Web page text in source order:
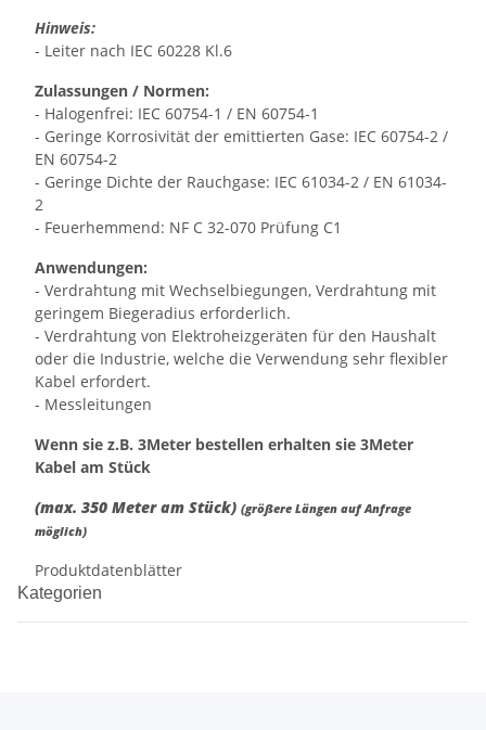
Hinweis:
- Leiter nach IEC 60228 Kl.6
Zulassungen / Normen:
- Halogenfrei: IEC 60754-1 / EN 60754-1
- Geringe Korrosivität der emittierten Gase: IEC 60754-2 /
EN 60754-2
- Geringe Dichte der Rauchgase: IEC 61034-2 / EN 61034-
2
- Feuerhemmend: NF C 32-070 Prüfung C1
Anwendungen:
- Verdrahtung mit Wechselbiegungen, Verdrahtung mit
geringem Biegeradius erforderlich.
- Verdrahtung von Elektroheizgeräten für den Haushalt
oder die Industrie, welche die Verwendung sehr flexibler
Kabel erfordert.
- Messleitungen
Wenn sie z.B. 3Meter bestellen erhalten sie 3Meter
Kabel am Stück
(max. 350 Meter am Stück) (größere Längen auf Anfrage
möglich)
Produktdatenblätter
Kategorien